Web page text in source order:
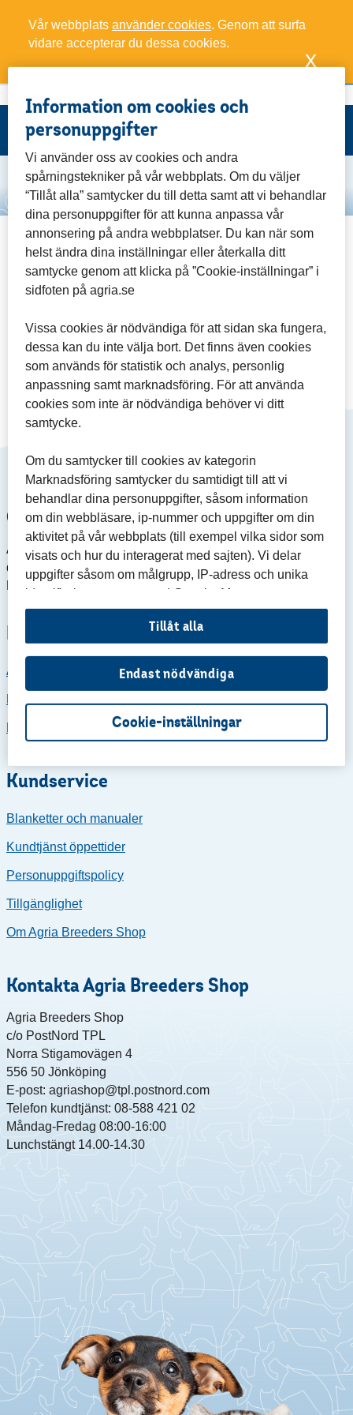
Vår webbplats använder cookies. Genom att surfa
vidare accepterar du dessa cookies.
x
Mina poäng
Start/Personuppgiftspolicy
Det fanns ingen session. Navigera tillbaka till
www.agriabreedersclub.se och försök igen.
Om Agria Breeders Shop
Agria Breeders Shop är Agria Djurförsäkrings webbshop för
dig som är
hund- eller kattuppfödare och medlem i Agria
Breeders Club
Köpinformation
Ångra köp
Retur och reklamationer ABC-shop
Kundservice
Blanketter och manualer
Kundtjänst öppettider
Personuppgiftspolicy
Tillgänglighet
Om Agria Breeders Shop
Kontakta Agria Breeders Shop
Agria Breeders Shop
c/o PostNord TPL
Norra Stigamovägen 4
556 50 Jönköping
E-post: agriashop@tpl.postnord.com
Telefon kundtjänst: 08-588 421 02
Måndag-Fredag 08:00-16:00
Lunchstängt 14.00-14.30
Information om cookies och
personuppgifter
Vi använder oss av cookies och andra
spårningstekniker på vår webbplats. Om du väljer
“Tillåt alla” samtycker du till detta samt att vi behandlar
dina personuppgifter för att kunna anpassa vår
annonsering på andra webbplatser. Du kan när som
helst ändra dina inställningar eller återkalla ditt
samtycke genom att klicka på ”Cookie-inställningar” i
sidfoten på agria.se
Vissa cookies är nödvändiga för att sidan ska fungera,
dessa kan du inte välja bort. Det finns även cookies
som används för statistik och analys, personlig
anpassning samt marknadsföring. För att använda
cookies som inte är nödvändiga behöver vi ditt
samtycke.
Om du samtycker till cookies av kategorin
Marknadsföring samtycker du samtidigt till att vi
behandlar dina personuppgifter, såsom information
om din webbläsare, ip-nummer och uppgifter om din
aktivitet på vår webbplats (till exempel vilka sidor som
visats och hur du interagerat med sajten). Vi delar
uppgifter såsom om målgrupp, IP-adress och unika
identifieringsnummer med Google, Meta samt
Microsoft för att kunna anpassa vår marknadsföring.
besöker vår webbplats »
Mer information om cookies »
Endast nödvändiga
Tillåt alla
Cookie-inställningar